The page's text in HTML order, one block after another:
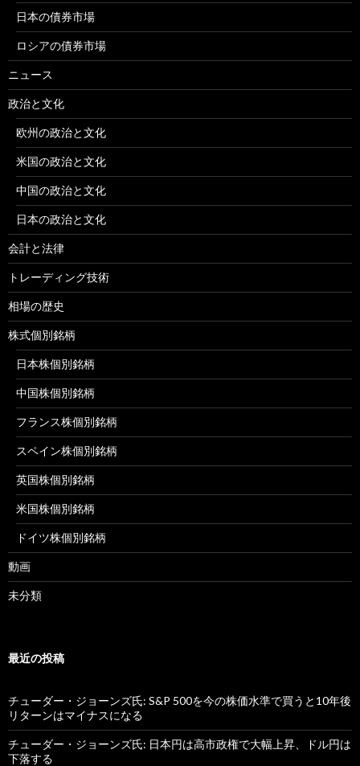
日本の債券市場
ロシアの債券市場
ニュース
政治と文化
欧州の政治と文化
米国の政治と文化
中国の政治と文化
日本の政治と文化
会計と法律
トレーディング技術
相場の歴史
株式個別銘柄
日本株個別銘柄
中国株個別銘柄
フランス株個別銘柄
スペイン株個別銘柄
英国株個別銘柄
米国株個別銘柄
ドイツ株個別銘柄
動画
未分類
最近の投稿
チューダー・ジョーンズ氏: S&P 500を今の株価水準で買うと10年後
リターンはマイナスになる
チューダー・ジョーンズ氏: 日本円は高市政権で大幅上昇、ドル円は
下落する